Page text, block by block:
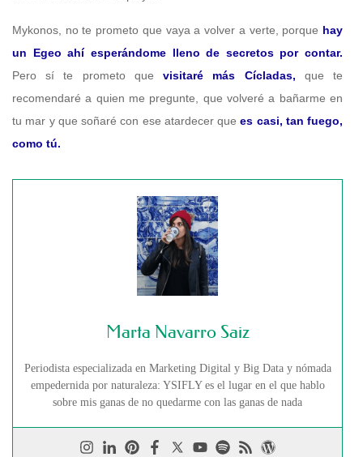
Mykonos, no te prometo que vaya a volver a verte, porque hay
un Egeo ahí esperándome lleno de secretos por contar.
Pero sí te prometo quevisitaré más Cícladas, que te
recomendaré a quien me pregunte, que volveré a bañarme en
tu mar y que soñaré con ese atardecer que es casi, tan fuego,
como tú.
Marta Navarro Saiz
Periodista especializada en Marketing Digital y Big Data y nómada
empedernida por naturaleza: YSIFLY es el lugar en el que hablo
sobre mis ganas de no quedarme con las ganas de nada